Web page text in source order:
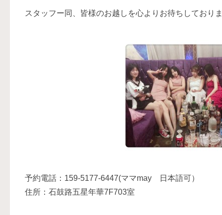
スタッフー同、皆様のお越しを心よりお待ちしており
予約電話：159-5177-6447(ママmay 日本語可）
住所：石鼓路五星年華7F703室